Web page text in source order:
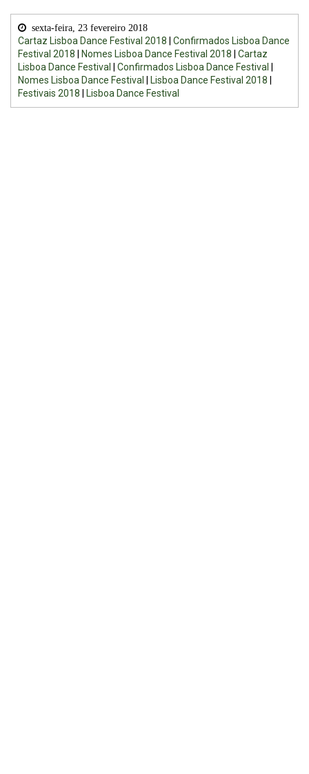
sexta-feira, 23 fevereiro 2018
Cartaz Lisboa Dance Festival 2018
Confirmados Lisboa Dance
Festival 2018
Nomes Lisboa Dance Festival 2018
Cartaz
Lisboa Dance Festival
Confirmados Lisboa Dance Festival
Nomes Lisboa Dance Festival
Lisboa Dance Festival 2018
Festivais 2018
Lisboa Dance Festival